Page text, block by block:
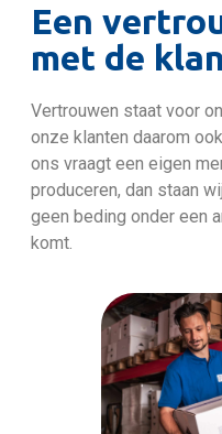
Een
met de
Vertrouwen staat voor
onze klanten daarom
ons vraagt een eigen
produceren, dan staan
geen beding onder een
komt.